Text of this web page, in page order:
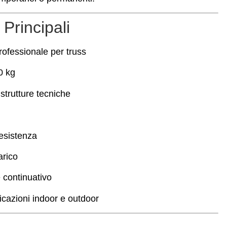
per truss
kg
tecniche
continuativo
indoor e outdoor